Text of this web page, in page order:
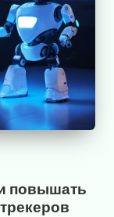
повышать